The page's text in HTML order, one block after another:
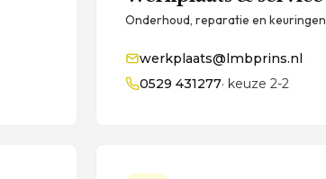
Onderhoud, reparatie en keuringen
werkplaats@lmbprins.nl
0529 431277· keuze 2-2